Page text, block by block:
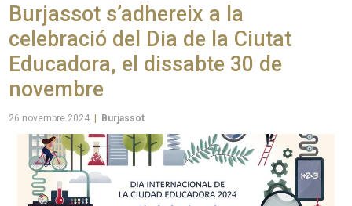
Burjassot s’adhereix a la
celebració del Dia de la Ciutat
Educadora, el dissabte 30 de
novembre
26 novembre 2024 Burjassot